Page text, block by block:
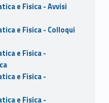
e Fisica - Avvisi
e Fisica - Colloqui
e Fisica -
e Fisica -
e Fisica -